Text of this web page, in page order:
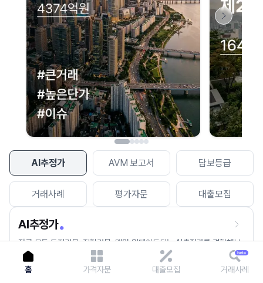
AI추정가 AVM 보고서 담보등급
거래사례 평가자문 대출모집
AI추정가
전국 모든 토지건물, 집합건물, 매월 업데이트되는 AI추정가를 경험해보
세요.
현재 네이버 지도 연결이 원활하지 않아 지도를 불러올 수 없습니다.
이용에 불편을 드려 죄송합니다.
다시 시도
홈 가격자문 대출모집 거래사례